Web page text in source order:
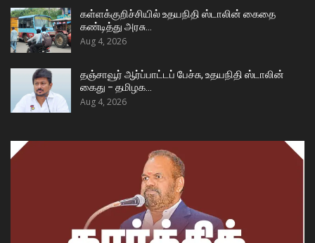
கள்ளக்குறிச்சியில் உதயநிதி ஸ்டாலின் கைதை
கண்டித்து அரசு…
Aug 4, 2026
தஞ்சாவூர் ஆர்ப்பாட்டப் பேச்சு, உதயநிதி ஸ்டாலின்
கைது – தமிழக…
Aug 4, 2026